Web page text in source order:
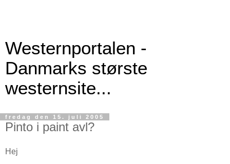
Westernportalen -
Danmarks største
westernsite...
fredag den 15. juli 2005
Pinto i paint avl?
Hej